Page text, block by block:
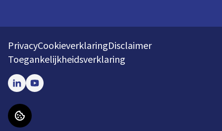
PrivacyCookieverklaringDisclaimer
Toegankelijkheidsverklaring
LinkedInYoutube